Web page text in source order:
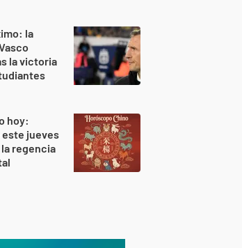
la
la victoria
hoy:
jueves
regencia